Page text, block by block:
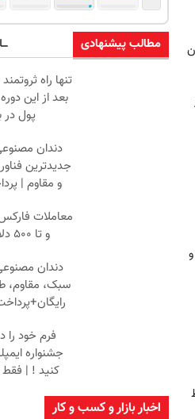
مطالب پیشنهادی
تنها راه
بعد از این
پول در
دندان
جدیدترین
و مقاوم |
معاملات
و تا ۵۰۰ دلار بونوس
دندان
سبک، مقاوم،
فرم خود را
جشنواره
کنید ! | فقط ۲۵ میلیون
اخبار بازار و کسب و کار